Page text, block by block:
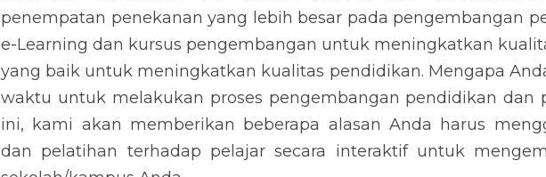
penempatan penekanan yang lebih besar pada pengembangan
e-Learning dan kursus pengembangan untuk meningkatkan
yang baik untuk meningkatkan kualitas pendidikan. Mengapa
waktu untuk melakukan proses pengembangan pendidikan dan
ini, kami akan memberikan beberapa alasan Anda harus
dan pelatihan terhadap pelajar secara interaktif untuk